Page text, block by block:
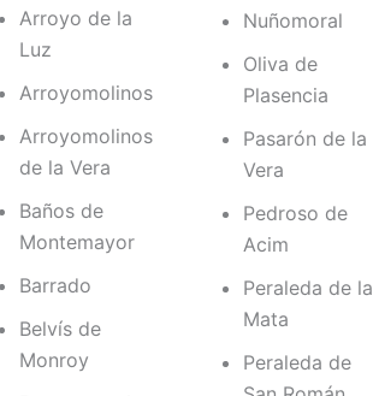
Arroyo de la
Luz
Arroyomolinos
Arroyomolinos
de la Vera
Baños de
Montemayor
Barrado
Belvís de
Monroy
Nuñomoral
Oliva de
Plasencia
Pasarón de la
Vera
Pedroso de
Acim
Peraleda de la
Mata
Peraleda de